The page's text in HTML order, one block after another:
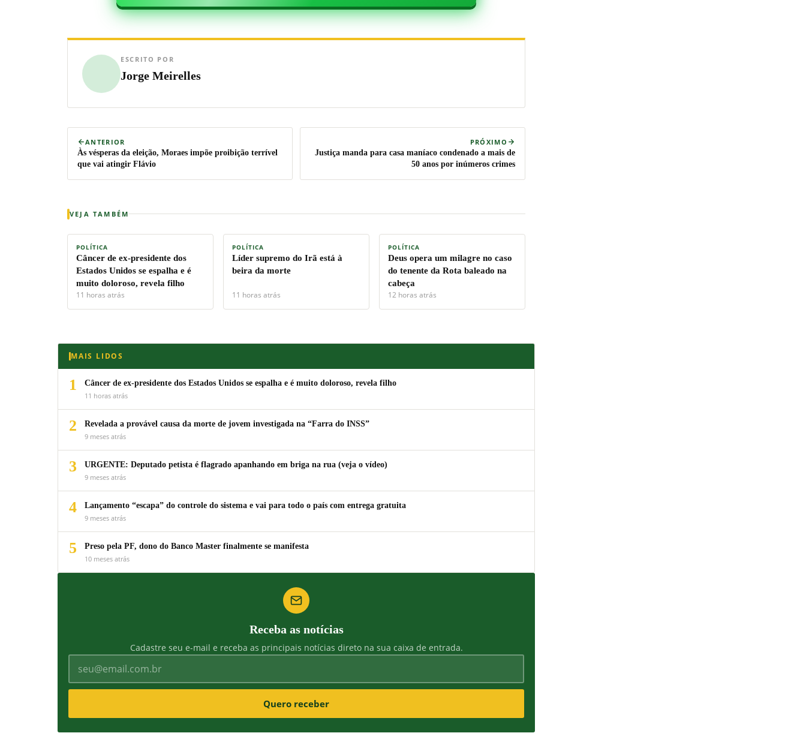
ESCRITO POR
Jorge Meirelles
ANTERIOR
Às vésperas da eleição, Moraes impõe proibição terrível
que vai atingir Flávio
PRÓXIMO
Justiça manda para casa maníaco condenado a mais de
50 anos por inúmeros crimes
VEJA TAMBÉM
POLÍTICA
Câncer de ex-presidente dos
Estados Unidos se espalha e é
muito doloroso, revela filho
11 horas atrás
POLÍTICA
Líder supremo do Irã está à
beira da morte
11 horas atrás
POLÍTICA
Deus opera um milagre no caso
do tenente da Rota baleado na
cabeça
12 horas atrás
MAIS LIDOS
1
Câncer de ex-presidente dos Estados Unidos se espalha e é muito doloroso, revela filho
11 horas atrás
2
Revelada a provável causa da morte de jovem investigada na “Farra do INSS”
9 meses atrás
3
URGENTE: Deputado petista é flagrado apanhando em briga na rua (veja o vídeo)
9 meses atrás
4
Lançamento “escapa” do controle do sistema e vai para todo o país com entrega gratuita
9 meses atrás
5
Preso pela PF, dono do Banco Master finalmente se manifesta
10 meses atrás
Receba as notícias
Cadastre seu e-mail e receba as principais notícias direto na sua caixa de entrada.
Quero receber